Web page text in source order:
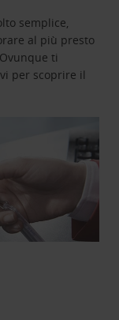
semplice,
al più presto
ti
per scoprire il